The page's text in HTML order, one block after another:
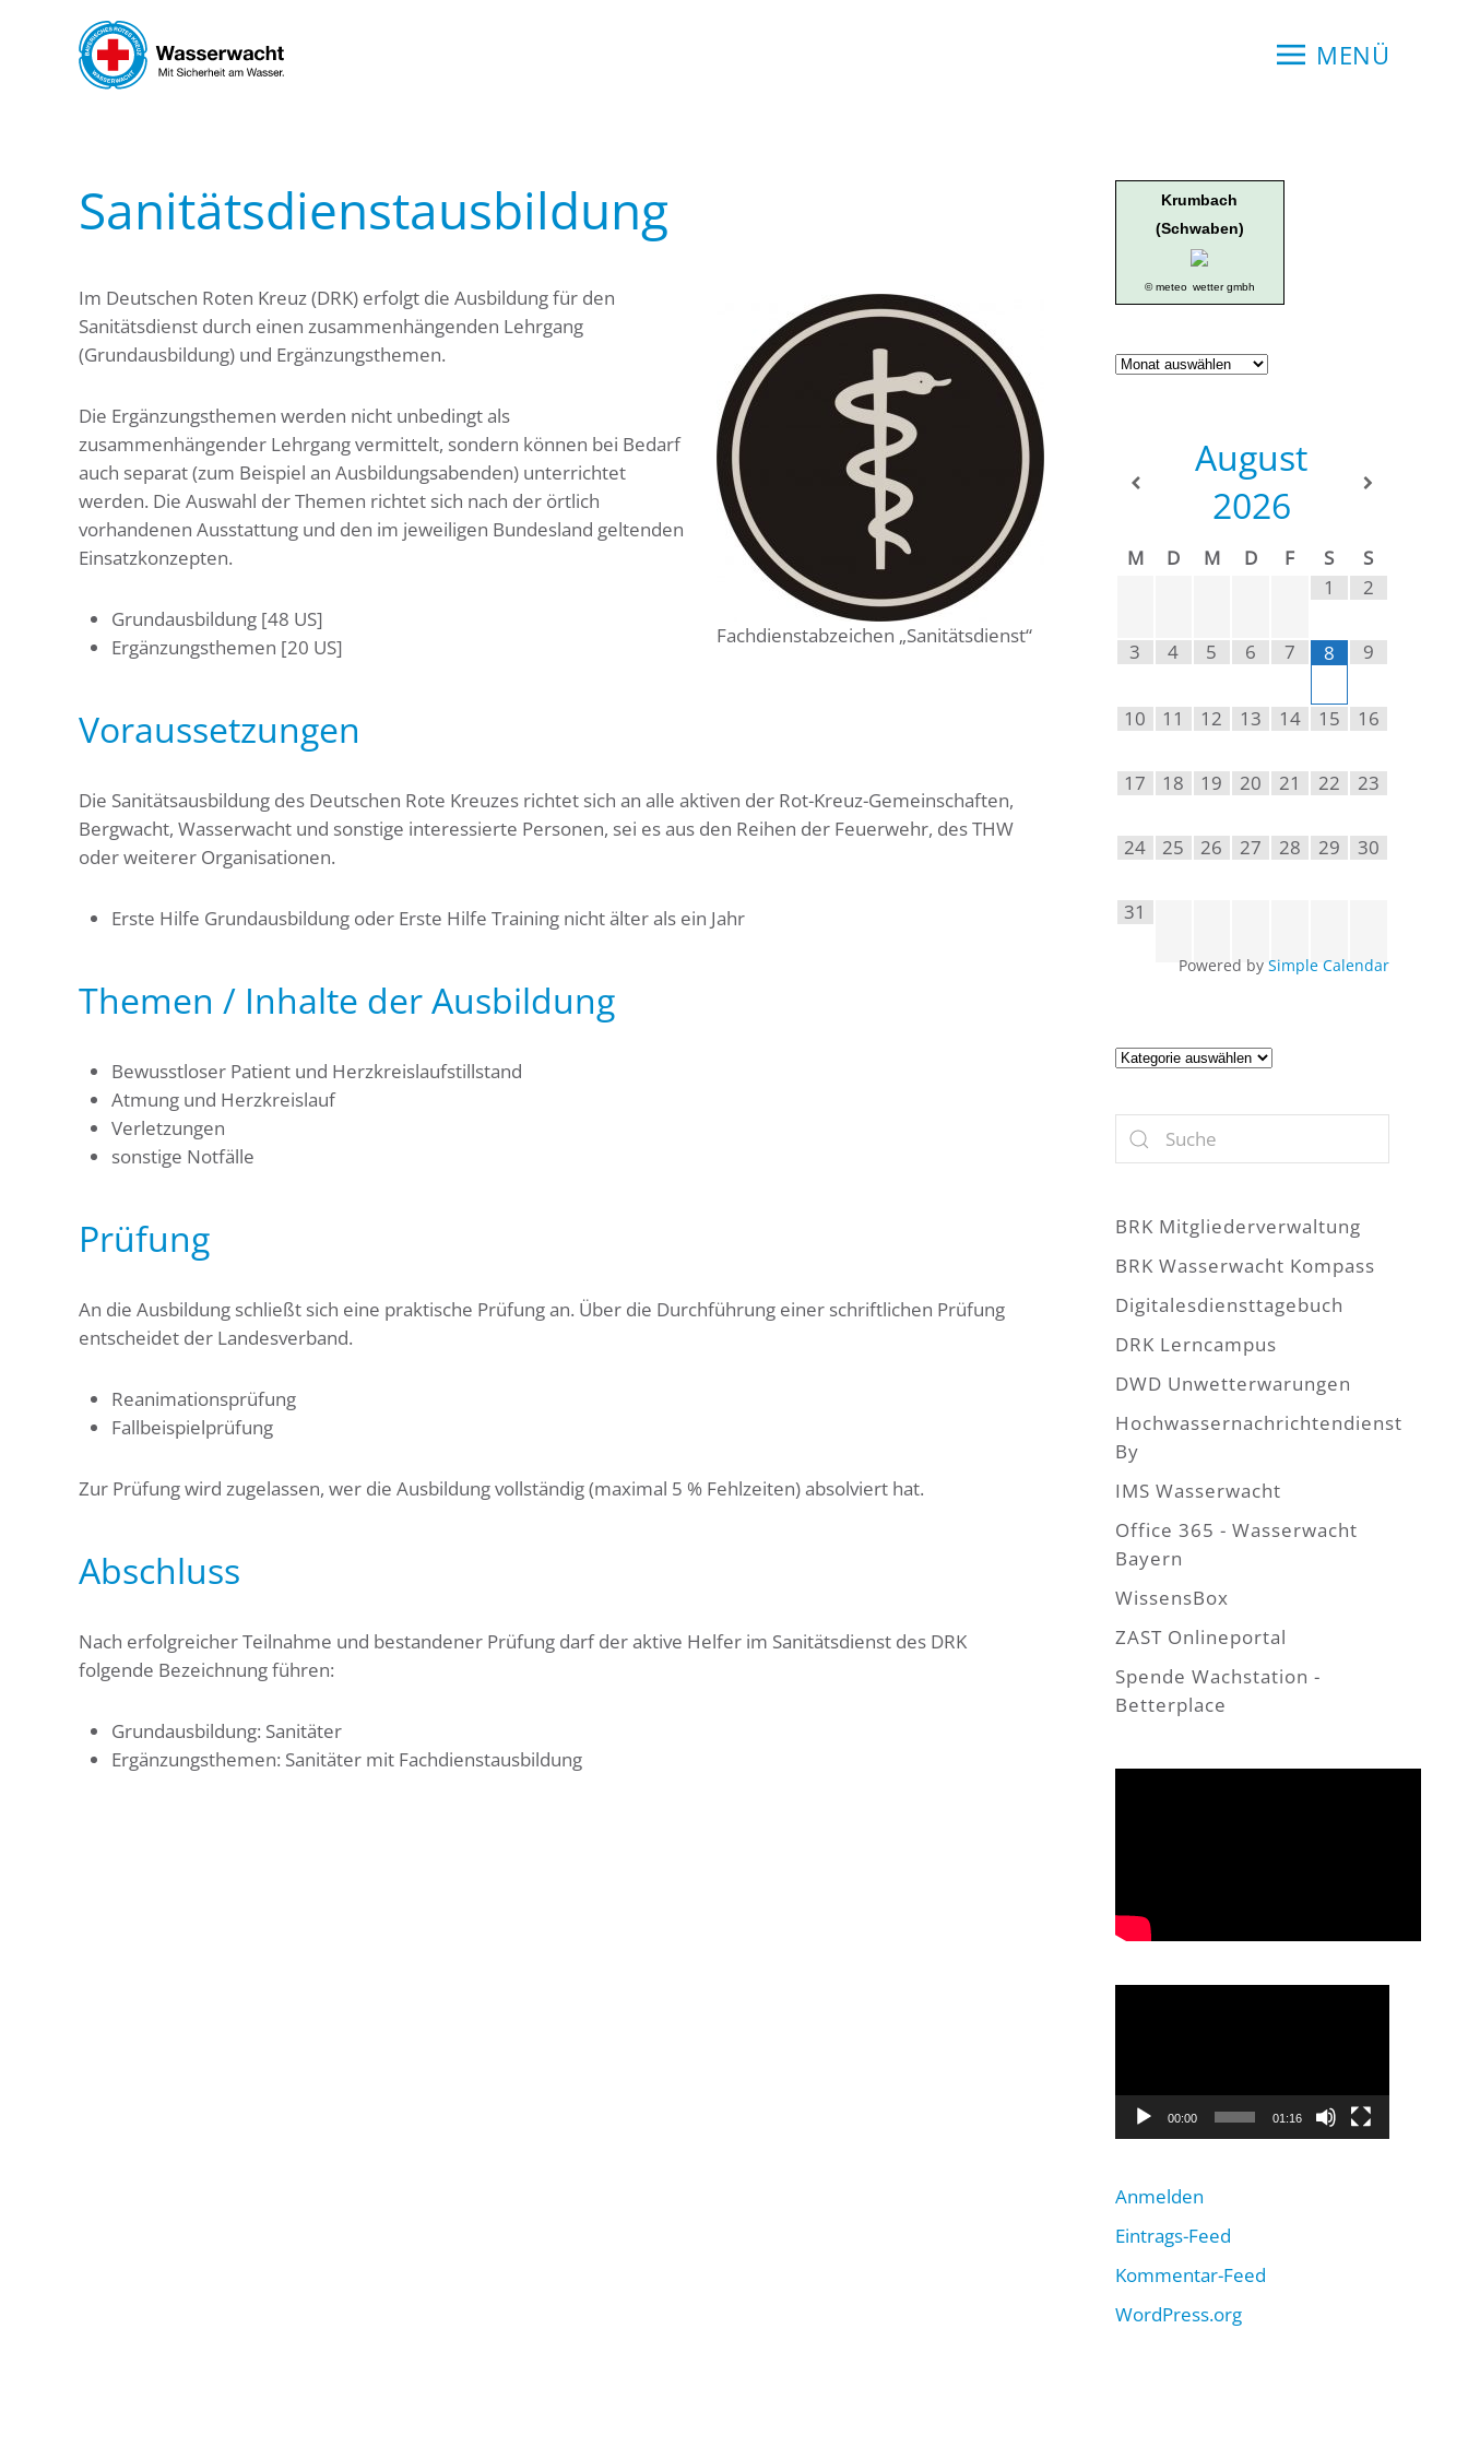
Skip to main content MENÜ
Sanitätsdienstausbildung
Fachdienstabzeichen „Sanitätsdienst“
Im Deutschen Roten Kreuz (DRK) erfolgt die Ausbildung für den
Sanitätsdienst durch einen zusammenhängenden Lehrgang
(Grundausbildung) und Ergänzungsthemen.
Die Ergänzungsthemen werden nicht unbedingt als
zusammenhängender Lehrgang vermittelt, sondern können bei Bedarf
auch separat (zum Beispiel an Ausbildungsabenden) unterrichtet
werden. Die Auswahl der Themen richtet sich nach der örtlich
vorhandenen Ausstattung und den im jeweiligen Bundesland geltenden
Einsatzkonzepten.
Grundausbildung [48 US]
Ergänzungsthemen [20 US]
Voraussetzungen
Die Sanitätsausbildung des Deutschen Rote Kreuzes richtet sich an alle aktiven der Rot-Kreuz-Gemeinschaften,
Bergwacht, Wasserwacht und sonstige interessierte Personen, sei es aus den Reihen der Feuerwehr, des THW
oder weiterer Organisationen.
Erste Hilfe Grundausbildung oder Erste Hilfe Training nicht älter als ein Jahr
Themen / Inhalte der Ausbildung
Bewusstloser Patient und Herzkreislaufstillstand
Atmung und Herzkreislauf
Verletzungen
sonstige Notfälle
Prüfung
An die Ausbildung schließt sich eine praktische Prüfung an. Über die Durchführung einer schriftlichen Prüfung
entscheidet der Landesverband.
Reanimationsprüfung
Fallbeispielprüfung
Zur Prüfung wird zugelassen, wer die Ausbildung vollständig (maximal 5 % Fehlzeiten) absolviert hat.
Abschluss
Nach erfolgreicher Teilnahme und bestandener Prüfung darf der aktive Helfer im Sanitätsdienst des DRK
folgende Bezeichnung führen:
Grundausbildung: Sanitäter
Ergänzungsthemen: Sanitäter mit Fachdienstausbildung
Krumbach
(Schwaben)
© meteo wetter gmbh
Geschichte
August
2026
M D M D F S
S
1
2
3 4 5 6 7 8 9
10 11 12 13 14 15 16
17 18 19 20 21 22 23
24 25 26 27 28 29 30
31
Powered by Simple Calendar
Artikel
BRK Mitgliederverwaltung
BRK Wasserwacht Kompass
Digitalesdiensttagebuch
DRK Lerncampus
DWD Unwetterwarungen
Hochwassernachrichtendienst
By
IMS Wasserwacht
Office 365 - Wasserwacht
Bayern
WissensBox
ZAST Onlineportal
Spende Wachstation -
Betterplace
00:00 01:16
Anmelden
Eintrags-Feed
Kommentar-Feed
WordPress.org